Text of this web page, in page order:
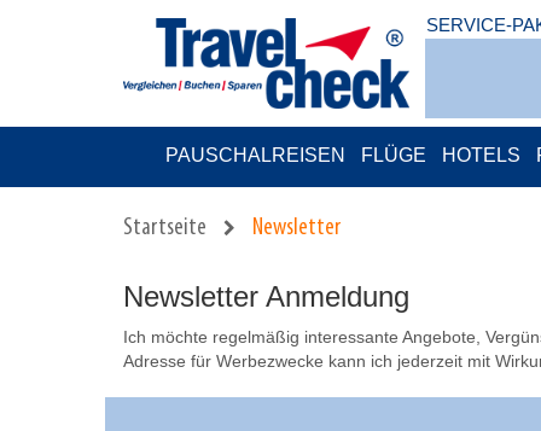
SERVICE-
PAUSCHALREISEN FLÜGE HOTELS
Startseite Newsletter
Newsletter Anmeldung
Ich möchte regelmäßig interessante Angebote,
Adresse für Werbezwecke kann ich jederzeit mit